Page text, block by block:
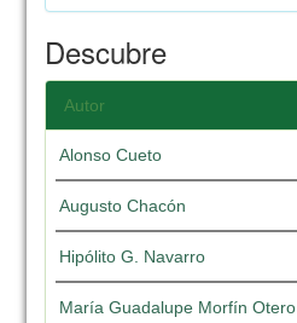
Descubre
Autor
Alonso Cueto
Augusto Chacón
Hipólito G. Navarro
María Guadalupe Morfín Otero